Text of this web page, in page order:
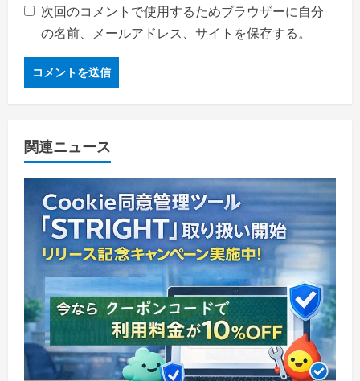
次回のコメントで使用するためブラウザーに自分
の名前、メールアドレス、サイトを保存する。
関連ニュース